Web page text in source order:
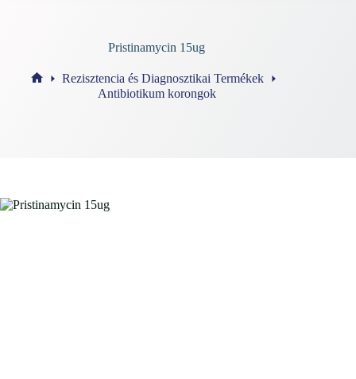
Pristinamycin 15ug
Rezisztencia és Diagnosztikai Termékek
Antibiotikum korongok